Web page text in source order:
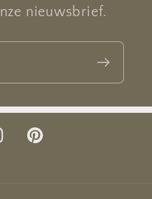
nieuwsbrief.
Pinterest